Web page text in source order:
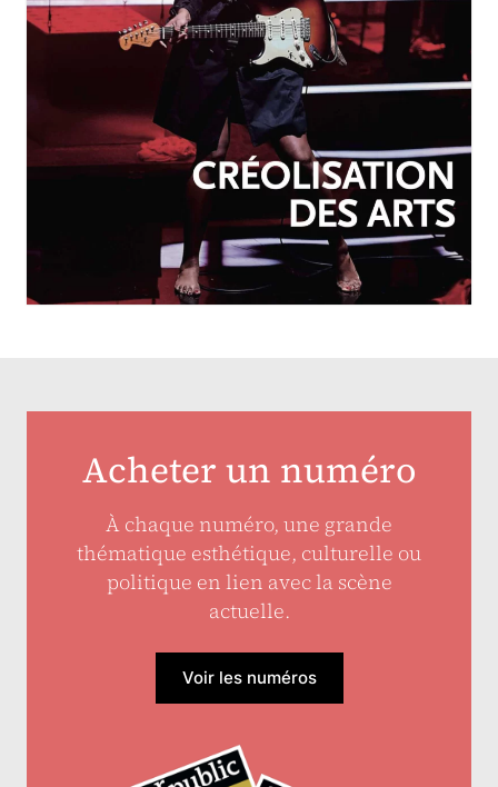
OCTOBRE-DÉCEMBRE 2025
Créolisation des arts
Acheter un numéro
À chaque numéro, une grande
thématique esthétique, culturelle ou
politique en lien avec la scène
actuelle.
Voir les numéros